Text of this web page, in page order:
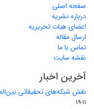
صفحه اصلی
درباره نشریه
اعضای هیات تحریریه
ارسال مقاله
تماس با ما
نقشه سایت
آخرین اخبار
نقش شبکه‌های تحقیقاتی
11-19